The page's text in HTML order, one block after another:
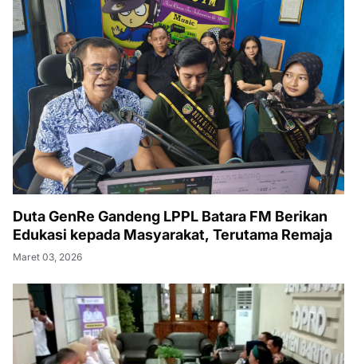
Duta GenRe Gandeng LPPL Batara FM Berikan
Edukasi kepada Masyarakat, Terutama Remaja
Maret 03, 2026